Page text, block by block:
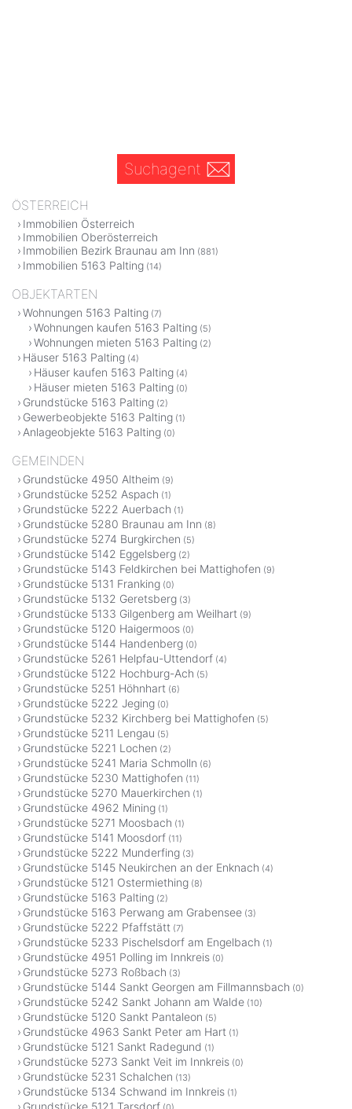
Suchagent
ÖSTERREICH
Immobilien Österreich
Immobilien Oberösterreich
Immobilien Bezirk Braunau am Inn (881)
Immobilien 5163 Palting (14)
OBJEKTARTEN
Wohnungen 5163 Palting (7)
Wohnungen kaufen 5163 Palting (5)
Wohnungen mieten 5163 Palting (2)
Häuser 5163 Palting (4)
Häuser kaufen 5163 Palting (4)
Häuser mieten 5163 Palting (0)
Grundstücke 5163 Palting (2)
Gewerbeobjekte 5163 Palting (1)
Anlageobjekte 5163 Palting (0)
GEMEINDEN
Grundstücke 4950 Altheim (9)
Grundstücke 5252 Aspach (1)
Grundstücke 5222 Auerbach (1)
Grundstücke 5280 Braunau am Inn (8)
Grundstücke 5274 Burgkirchen (5)
Grundstücke 5142 Eggelsberg (2)
Grundstücke 5143 Feldkirchen bei Mattighofen (9)
Grundstücke 5131 Franking (0)
Grundstücke 5132 Geretsberg (3)
Grundstücke 5133 Gilgenberg am Weilhart (9)
Grundstücke 5120 Haigermoos (0)
Grundstücke 5144 Handenberg (0)
Grundstücke 5261 Helpfau-Uttendorf (4)
Grundstücke 5122 Hochburg-Ach (5)
Grundstücke 5251 Höhnhart (6)
Grundstücke 5222 Jeging (0)
Grundstücke 5232 Kirchberg bei Mattighofen (5)
Grundstücke 5211 Lengau (5)
Grundstücke 5221 Lochen (2)
Grundstücke 5241 Maria Schmolln (6)
Grundstücke 5230 Mattighofen (11)
Grundstücke 5270 Mauerkirchen (1)
Grundstücke 4962 Mining (1)
Grundstücke 5271 Moosbach (1)
Grundstücke 5141 Moosdorf (11)
Grundstücke 5222 Munderfing (3)
Grundstücke 5145 Neukirchen an der Enknach (4)
Grundstücke 5121 Ostermiething (8)
Grundstücke 5163 Palting (2)
Grundstücke 5163 Perwang am Grabensee (3)
Grundstücke 5222 Pfaffstätt (7)
Grundstücke 5233 Pischelsdorf am Engelbach (1)
Grundstücke 4951 Polling im Innkreis (0)
Grundstücke 5273 Roßbach (3)
Grundstücke 5144 Sankt Georgen am Fillmannsbach (0)
Grundstücke 5242 Sankt Johann am Walde (10)
Grundstücke 5120 Sankt Pantaleon (5)
Grundstücke 4963 Sankt Peter am Hart (1)
Grundstücke 5121 Sankt Radegund (1)
Grundstücke 5273 Sankt Veit im Innkreis (0)
Grundstücke 5231 Schalchen (13)
Grundstücke 5134 Schwand im Innkreis (1)
Grundstücke 5121 Tarsdorf